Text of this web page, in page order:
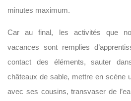
minutes maximum.
Car au final, les activités que
vacances sont remplies
contact des éléments, sauter
châteaux de sable, mettre en scène
avec ses cousins, transvaser de